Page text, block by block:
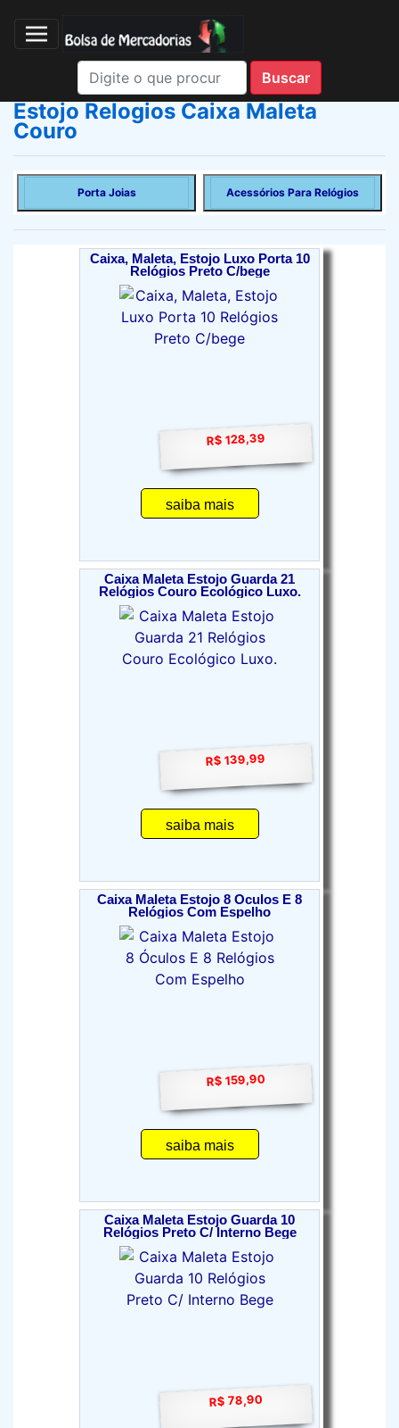
Estojo Relogios Caixa Maleta
Couro
Porta Joias Acessórios Para Relógios
Caixa, Maleta, Estojo Luxo Porta 10
Relógios Preto C/bege
R$ 128,39
saiba mais
Caixa Maleta Estojo Guarda 21
Relógios Couro Ecológico Luxo.
R$ 139,99
saiba mais
Caixa Maleta Estojo 8 Óculos E 8
Relógios Com Espelho
R$ 159,90
saiba mais
Caixa Maleta Estojo Guarda 10
Relógios Preto C/ Interno Bege
R$ 78,90